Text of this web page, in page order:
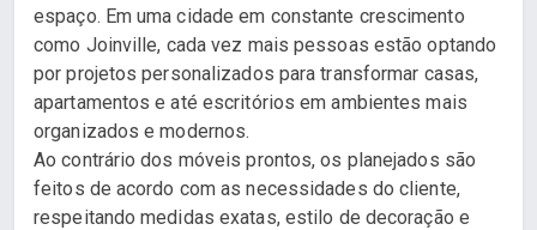
espaço. Em uma cidade em constante crescimento
como Joinville, cada vez mais pessoas estão optando
por projetos personalizados para transformar casas,
apartamentos e até escritórios em ambientes mais
organizados e modernos.
Ao contrário dos móveis prontos, os planejados são
feitos de acordo com as necessidades do cliente,
respeitando medidas exatas, estilo de decoração e